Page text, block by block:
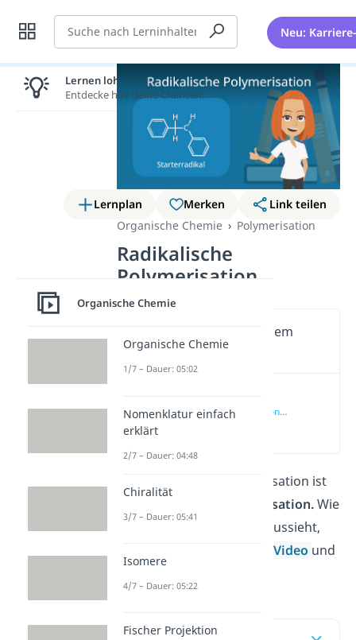
Suche Neu:
Lernplan Merken
Link teilen
Organische Chemie
Polymerisation
Radikalische
Polymerisation
Wichtige Inhalte in diesem
Video
Polymerisation
Die bekannteste Polymerisation ist
Polymerisation.Wie
genau ihr
aussieht,
zeigen wir dir in unseremVideo und
Lernen lohnt sich!
Entdecke hier deine Chancen.
Organische Chemie
Organische Chemie
1/7 – Dauer: 05:02
Nomenklatur einfach
erklärt
2/7 – Dauer: 04:48
Chiralität
3/7 – Dauer: 05:41
Isomere
4/7 – Dauer: 05:22
Fischer Projektion